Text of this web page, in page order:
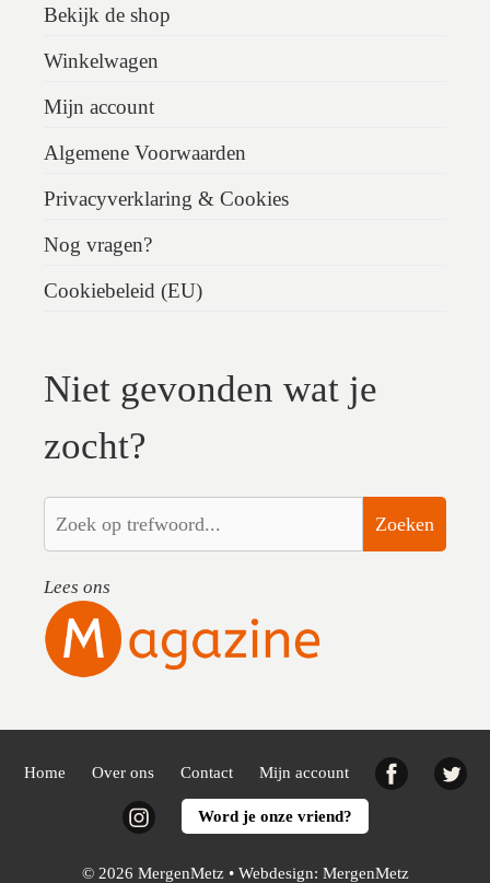
Bekijk de shop
Winkelwagen
Mijn account
Algemene Voorwaarden
Privacyverklaring & Cookies
Nog vragen?
Cookiebeleid (EU)
Niet gevonden wat je
zocht?
Zoeken
Lees ons
Home Over ons Contact Mijn account Facebook
InstagramWord je onze vriend?
© 2026 MergenMetz • Webdesign: MergenMetz